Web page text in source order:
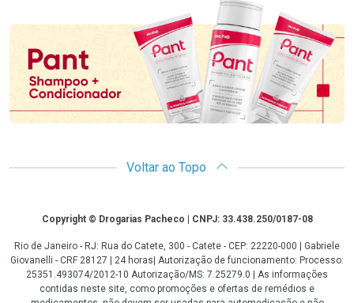
Promoção em Destaque
Voltar ao Topo
CopyrightCopyright © Drogarias Pacheco | CNPJ: 33.438.250/0187-08
Rio de Janeiro - RJ: Rua do Catete, 300 - Catete - CEP: 22220-000 | Gabriele
Giovanelli - CRF 28127 | 24 horas| Autorização de funcionamento: Processo:
25351.493074/2012-10 Autorização/MS: 7.25279.0 | As informações
contidas neste site, como promoções e ofertas de remédios e